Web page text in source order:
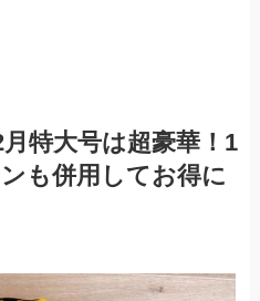
特大号は超豪華！1
も併用してお得に